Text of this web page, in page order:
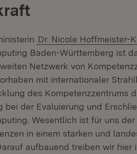
Dr. Nicole Hoffmeister-
Baden-Württemberg ist
Netzwerk von
mit internationaler
des Kompetenzzentrums
bei der Evaluierung und
Wesentlich ist für uns
in einem starken und
aufbauend treiben wir hier